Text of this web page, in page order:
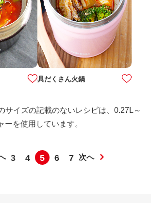
具だくさん火鍋
サイズの記載のないレシピは、0.27L～
ーを使用しています。
3 4 5 6 7 次へ